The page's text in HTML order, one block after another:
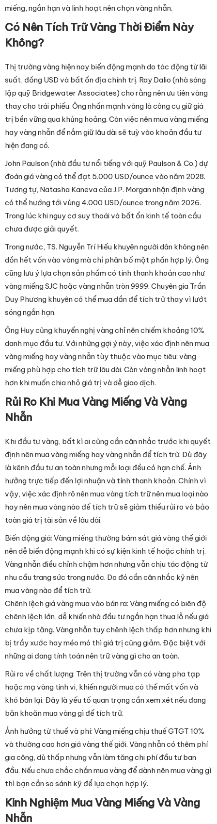
miếng, ngắn hạn và linh hoạt nên chọn vàng nhẫn.
Có Nên Tích Trữ Vàng Thời Điểm Này
Không?
Thị trường vàng hiện nay biến động mạnh do tác động từ lãi
suất, đồng USD và bất ổn địa chính trị. Ray Dalio (nhà sáng
lập quỹ Bridgewater Associates) cho rằng nên ưu tiên vàng
thay cho trái phiếu. Ông nhấn mạnh vàng là công cụ giữ giá
trị bền vững qua khủng hoảng. Còn việc nên mua vàng miếng
hay vàng nhẫn để nắm giữ lâu dài sẽ tuỳ vào khoản đầu tư
hiện đang có.
John Paulson (nhà đầu tư nổi tiếng với quỹ Paulson & Co.) dự
đoán giá vàng có thể đạt 5.000 USD/ounce vào năm 2028.
Tương tự, Natasha Kaneva của J.P. Morgan nhận định vàng
có thể hướng tới vùng 4.000 USD/ounce trong năm 2026.
Trong lúc khi nguy cơ suy thoái và bất ổn kinh tế toàn cầu
chưa được giải quyết.
Trong nước, TS. Nguyễn Trí Hiếu khuyên người dân không nên
dồn hết vốn vào vàng mà chỉ phân bổ một phần hợp lý. Ông
cũng lưu ý lựa chọn sản phẩm có tính thanh khoản cao như
vàng miếng SJC hoặc vàng nhẫn tròn 9999. Chuyên gia Trần
Duy Phương khuyên có thể mua dần để tích trữ thay vì lướt
sóng ngắn hạn.
Ông Huy cũng khuyến nghị vàng chỉ nên chiếm khoảng 10%
danh mục đầu tư. Với những gợi ý này, việc xác định nên mua
vàng miếng hay vàng nhẫn tùy thuộc vào mục tiêu: vàng
miếng phù hợp cho tích trữ lâu dài. Còn vàng nhẫn linh hoạt
hơn khi muốn chia nhỏ giá trị và dễ giao dịch.
Rủi Ro Khi Mua Vàng Miếng Và Vàng
Nhẫn
Khi đầu tư vàng, bất kì ai cũng cần cân nhắc trước khi quyết
định nên mua vàng miếng hay vàng nhẫn để tích trữ. Dù đây
là kênh đầu tư an toàn nhưng mỗi loại đều có hạn chế. Ảnh
hưởng trực tiếp đến lợi nhuận và tính thanh khoản. Chính vì
vậy, việc xác định rõ nên mua vàng tích trữ nên mua loại nào
hay nên mua vàng nào để tích trữ sẽ giảm thiểu rủi ro và bảo
toàn giá trị tài sản về lâu dài.
Biến động giá: Vàng miếng thường bám sát giá vàng thế giới
nên dễ biến động mạnh khi có sự kiện kinh tế hoặc chính trị.
Vàng nhẫn điều chỉnh chậm hơn nhưng vẫn chịu tác động từ
nhu cầu trang sức trong nước. Do đó cần cân nhắc kỹ nên
mua vàng nào để tích trữ.
Chênh lệch giá vàng mua vào bán ra: Vàng miếng có biên độ
chênh lệch lớn, dễ khiến nhà đầu tư ngắn hạn thua lỗ nếu giá
chưa kịp tăng. Vàng nhẫn tuy chênh lệch thấp hơn nhưng khi
bị trầy xước hay méo mó thì giá trị cũng giảm. Đặc biệt với
những ai đang tính toán nên trữ vàng gì cho an toàn.
Rủi ro về chất lượng: Trên thị trường vẫn có vàng pha tạp
hoặc mạ vàng tinh vi, khiến người mua có thể mất vốn và
khó bán lại. Đây là yếu tố quan trọng cần xem xét nếu đang
băn khoăn mua vàng gì để tích trữ.
Ảnh hưởng từ thuế và phí: Vàng miếng chịu thuế GTGT 10%
và thường cao hơn giá vàng thế giới. Vàng nhẫn có thêm phí
gia công, dù thấp nhưng vẫn làm tăng chi phí đầu tư ban
đầu. Nếu chưa chắc chắn mua vàng để dành nên mua vàng gì
thì bạn cần so sánh kỹ để lựa chọn hợp lý.
Kinh Nghiệm Mua Vàng Miếng Và Vàng
Nhẫn